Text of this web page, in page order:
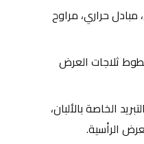
الرأسية.